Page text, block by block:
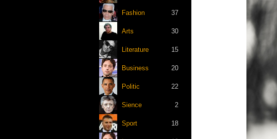
Fashion 37
Arts 30
Literature 15
Business 20
Politic 22
Sience 2
Sport 18